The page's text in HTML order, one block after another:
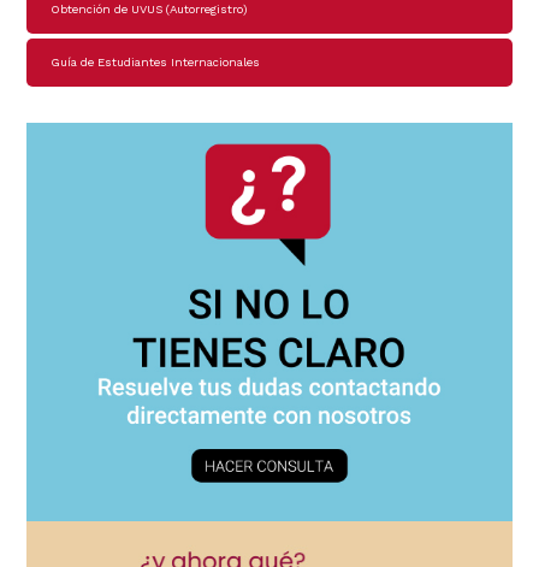
Obtención de UVUS (Autorregistro)
Guía de Estudiantes Internacionales